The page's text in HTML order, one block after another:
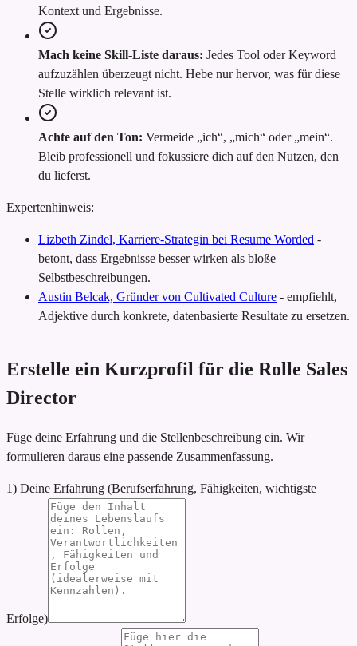
Kontext und Ergebnisse.
Mach keine Skill-Liste daraus: Jedes Tool oder Keyword
aufzuzählen überzeugt nicht. Hebe nur hervor, was für diese
Stelle wirklich relevant ist.
Achte auf den Ton: Vermeide „ich“, „mich“ oder „mein“.
Bleib professionell und fokussiere dich auf den Nutzen, den
du lieferst.
Expertenhinweis:
Lizbeth Zindel, Karriere-Strategin bei Resume Worded -
betont, dass Ergebnisse besser wirken als bloße
Selbstbeschreibungen.
Austin Belcak, Gründer von Cultivated Culture - empfiehlt,
Adjektive durch konkrete, datenbasierte Resultate zu ersetzen.
Erstelle ein Kurzprofil für die Rolle Sales
Director
Füge deine Erfahrung und die Stellenbeschreibung ein. Wir
formulieren daraus eine passende Zusammenfassung.
1) Deine Erfahrung (Berufserfahrung, Fähigkeiten, wichtigste
Erfolge)